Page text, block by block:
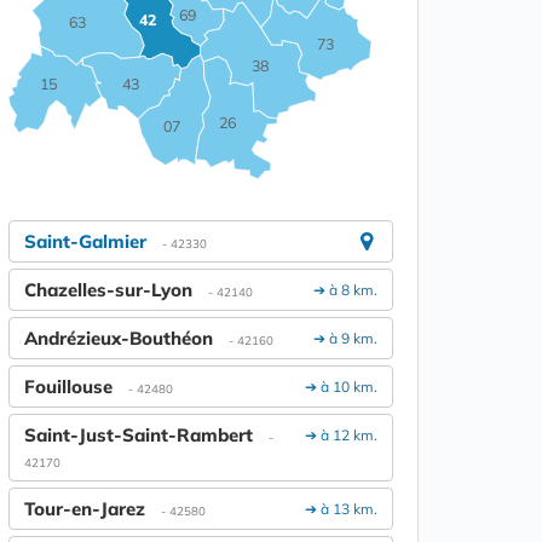
07
15
26
38
42
43
63
69
73
Saint-Galmier - 42330
➔ à 8 km.
Chazelles-sur-Lyon - 42140
➔ à 9 km.
Andrézieux-Bouthéon - 42160
➔ à 10 km.
Fouillouse - 42480
➔ à 12 km.
Saint-Just-Saint-Rambert
-
42170
➔ à 13 km.
Tour-en-Jarez - 42580